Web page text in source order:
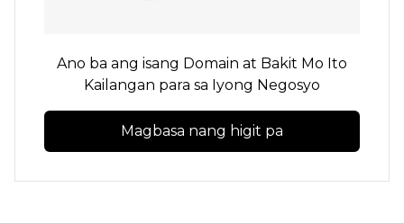
Ano ba ang isang Domain at Bakit Mo Ito
Kailangan para sa Iyong Negosyo
Magbasa nang higit pa